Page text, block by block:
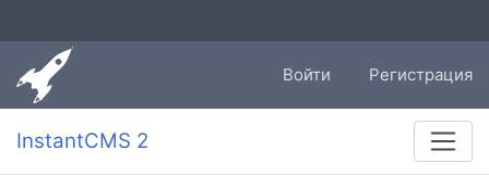
Войти Регистрация
InstantCMS 2